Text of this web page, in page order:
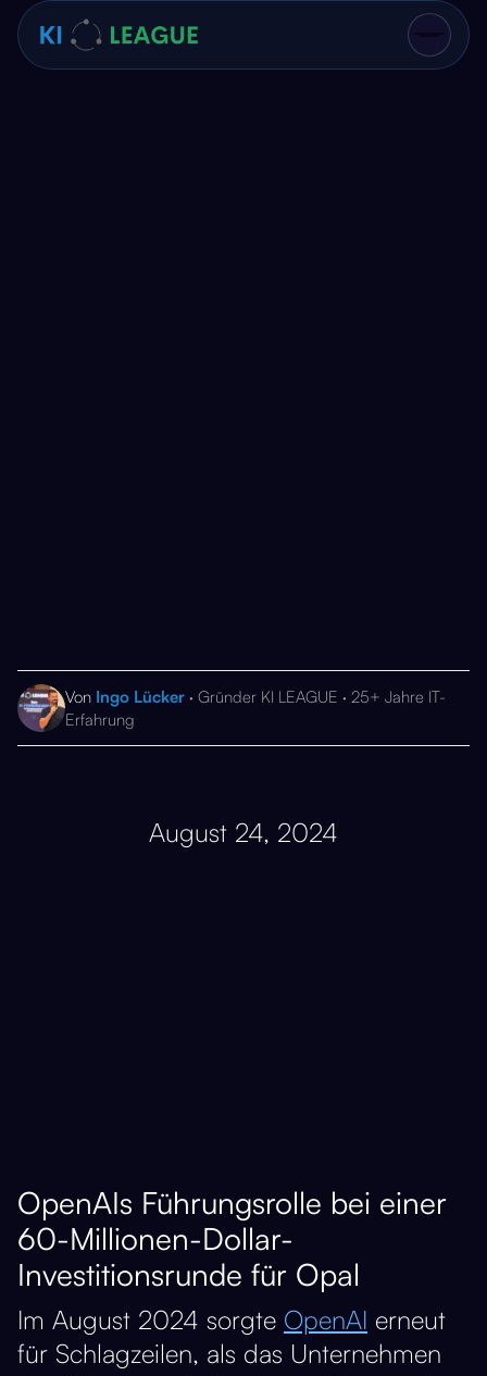
Von Ingo Lücker · Gründer KI LEAGUE · 25+ Jahre IT-
Erfahrung
August 24, 2024
OpenAIs Führungsrolle bei einer
60-Millionen-Dollar-
Investitionsrunde für Opal
Im August 2024 sorgte OpenAI erneut
für Schlagzeilen, als das Unternehmen